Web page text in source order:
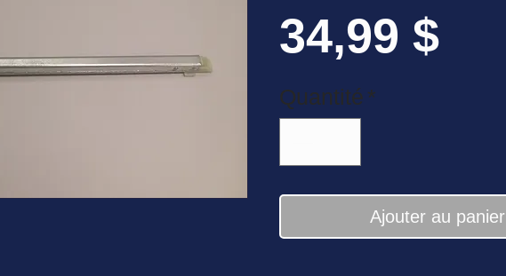
34,99 $Prix
Quantité *
Ajouter au panier